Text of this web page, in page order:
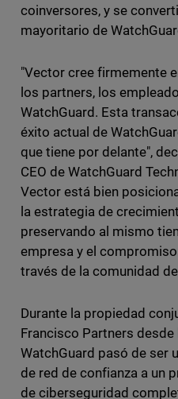
coinversores, y se
mayoritario de
"Vector cree firmemente
los partners, los
WatchGuard. Esta
éxito actual de
que tiene por delante",
CEO de WatchGuard
Vector está bien
la estrategia de
preservando al mismo
empresa y el
través de la comunidad
Durante la propiedad
Francisco Partners desde
WatchGuard pasó de ser
de red de confianza a un
de ciberseguridad